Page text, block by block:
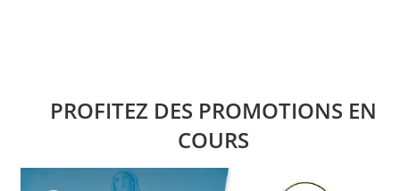
PROFITEZ DES PROMOTIONS EN
COURS